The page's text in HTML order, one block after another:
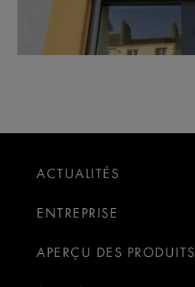
ACTUALITÉS
ENTREPRISE
APERÇU DES PRODUITS